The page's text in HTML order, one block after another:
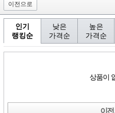
이전으로
인기
랭킹순
낮은
가격순
높은
가격순
상품이
이